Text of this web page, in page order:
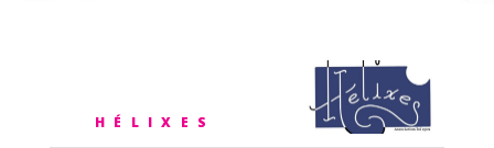
HÉLIXES